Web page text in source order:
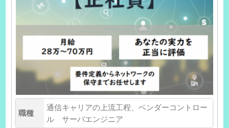
職種
通信キャリアの上流工程、ベンダーコントロー
ル サーバエンジニア